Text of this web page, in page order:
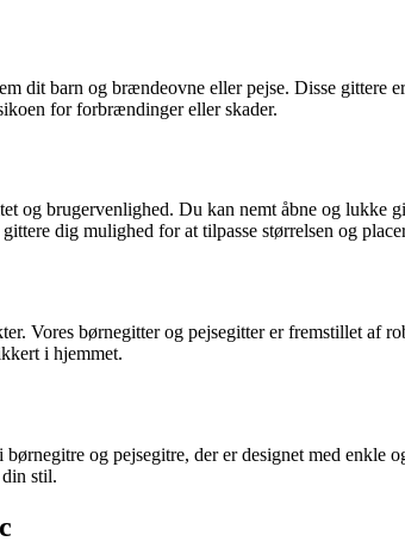
dit barn og brændeovne eller pejse. Disse gittere
for forbrændinger eller skader.
og brugervenlighed. Du kan nemt åbne og lukke
dig mulighed for at tilpasse størrelsen og
Vores børnegitter og pejsegitter er fremstillet af
i hjemmet.
og pejsegitre, der er designet med enkle
stil.